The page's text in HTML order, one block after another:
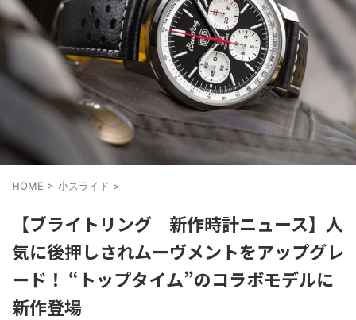
HOME > 小スライド >
【ブライトリング｜新作時計ニュース】人
気に後押しされムーヴメントをアップグレ
ード！ “トップタイム”のコラボモデルに
新作登場